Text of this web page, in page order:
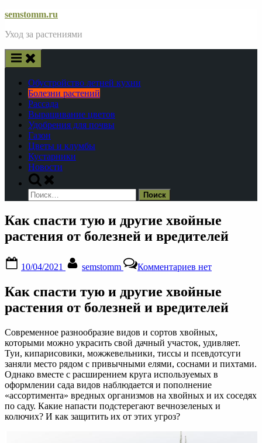
Skip
content
semstomm.ru
Уход за растениями
Обустройство летней кухни
Болезни растений
Рассада
Выращивание цветов
Удобрения для почвы
Газон
Цветы и клумбы
Кустарники
Новости
Toggle
search
form
Найти:
Как спасти тую и другие хвойные
растения от болезней и вредителей
on
10/04/2021 semstomm Комментариевзаписи
спасти
и
хвойные
растения
от
болезней
и
вредителей
нет
Как спасти тую и другие хвойные
растения от болезней и вредителей
Современное разнообразие видов и сортов хвойных,
которыми можно украсить свой дачный участок, удивляет.
Туи, кипарисовики, можжевельники, тиссы и псевдотсуги
заняли место рядом с привычными елями, соснами и пихтами.
Однако вместе с расширением круга используемых в
оформлении сада видов наблюдается и пополнение
«ассортимента» вредных организмов на хвойных и их соседях
по саду. Какие напасти подстерегают вечнозеленых и
колючих? И как защитить их от этих угроз?